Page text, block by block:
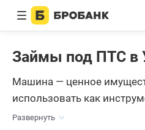
Займы под ПТС в
Машина — ценное
использовать как
выгодной ссуды. Вы
Развернуть